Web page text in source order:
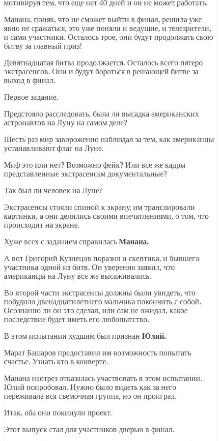
мотивируя тем, что еще нет 40 дней и он не может работать.
Манана, поняв, что не сможет выйти в финал, решила уже
явно не сражаться, это уже поняли и ведущие, и телезрители,
и сами участники. Осталось трое, они будут продолжать свою
битву за главный приз!
Девятнадцатая битва продолжается. Осталось всего пятеро
экстрасенсов. Они и будут бороться в решающей битве за
выход в финал.
Первое задание.
Предстояло расследовать, была ли высадка американских
астронавтов на Луну на самом деле?
Шесть раз мир завороженно наблюдал за тем, как американцы
устанавливают флаг на Луне.
Миф это или нет? Возможно фейк? Или все же кадры
представленные экстрасенсам документальные?
Так был ли человек на Луне?
Экстрасенсы стояли спиной к экрану, им транслировали
картинки, а они делились своими впечатлениями, о том, что
происходит на экране.
Хуже всех с заданием справилась Манана.
А вот Григорий Кузнецов поразил и скептика, и бывшего
участника одной из битв. Он уверенно заявил, что
американцы на Луну все же высаживались.
Во второй части экстрасенсы должны были увидеть, что
побудило двенадцатилетнего мальчика покончить с собой.
Осознанно ли он это сделал, или сам не ожидал, какое
последствие будет иметь его любопытство.
В этом испытании худшим был признан Юлий.
Марат Башаров предоставил им возможность попытать
счастье. Узнать кто в конверте.
Манана наотрез отказалась участвовать в этом испытании.
Юлий попробовал. Нужно было видеть как за него
переживала вся съемочная группа, но он проиграл.
Итак, оба они покинули проект.
Этот выпуск стал для участников дверью в финал.